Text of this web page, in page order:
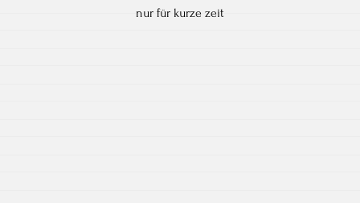
nur für kurze zeit